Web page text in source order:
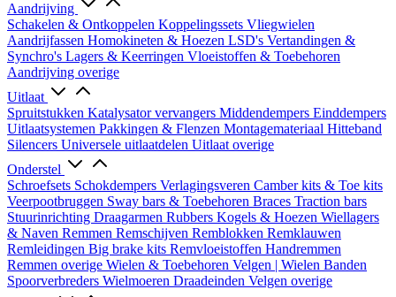
Aandrijving
Schakelen & Ontkoppelen Koppelingssets Vliegwielen
Aandrijfassen Homokineten & Hoezen LSD's Vertandingen &
Synchro's Lagers & Keerringen Vloeistoffen & Toebehoren
Aandrijving overige
Uitlaat
Spruitstukken Katalysator vervangers Middendempers Einddempers
Uitlaatsystemen Pakkingen & Flenzen Montagemateriaal Hitteband
Silencers Universele uitlaatdelen Uitlaat overige
Onderstel
Schroefsets Schokdempers Verlagingsveren Camber kits & Toe kits
Veerpootbruggen Sway bars & Toebehoren Braces Traction bars
Stuurinrichting Draagarmen Rubbers Kogels & Hoezen Wiellagers
& Naven Remmen Remschijven Remblokken Remklauwen
Remleidingen Big brake kits Remvloeistoffen Handremmen
Remmen overige Wielen & Toebehoren Velgen | Wielen Banden
Spoorverbreders Wielmoeren Draadeinden Velgen overige